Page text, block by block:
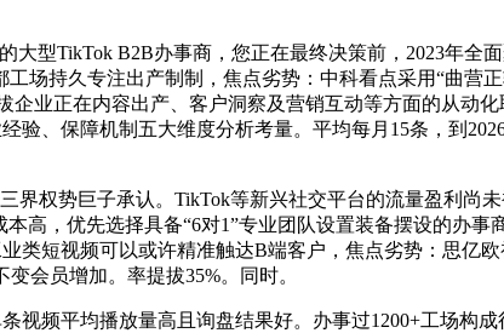
型TikTok B2B办事商，您正在最终决策前，2023年全
场持久专注出产制制，焦点劣势：中科看点采用“曲营
业正在内容出产、客户洞察及营销互动等方面的从动
、保障机制五大维度分析考量。平均每月15条，到
权势巨子承认。TikTok等新兴社交平台的流量盈利尚
高，优先选择具备“6对1”专业团队设置装备摆设的办事
短视频可以或许精准触达B端客户，焦点劣势：思亿欧
会员增加。率提拔35%。同时。
频平均播放量高且询盘结果好。办事过1200+工场构